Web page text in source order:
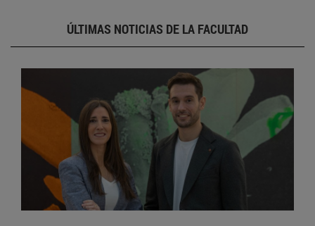
ÚLTIMAS NOTICIAS DE LA FACULTAD